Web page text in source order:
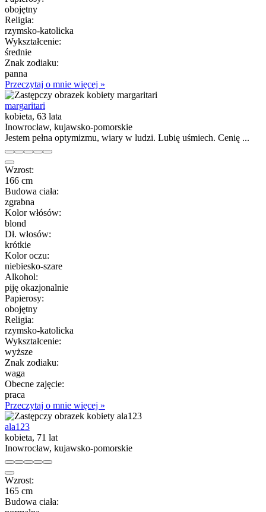
obojętny
Religia:
rzymsko-katolicka
Wykształcenie:
średnie
Znak zodiaku:
panna
Przeczytaj o mnie więcej »
margaritari
kobieta, 63 lata
Inowrocław, kujawsko-pomorskie
Jestem pełna optymizmu, wiary w ludzi. Lubię uśmiech. Cenię ...
Wzrost:
166 cm
Budowa ciała:
zgrabna
Kolor włósów:
blond
Dł. włosów:
krótkie
Kolor oczu:
niebiesko-szare
Alkohol:
piję okazjonalnie
Papierosy:
obojętny
Religia:
rzymsko-katolicka
Wykształcenie:
wyższe
Znak zodiaku:
waga
Obecne zajęcie:
praca
Przeczytaj o mnie więcej »
ala123
kobieta, 71 lat
Inowrocław, kujawsko-pomorskie
Wzrost:
165 cm
Budowa ciała: